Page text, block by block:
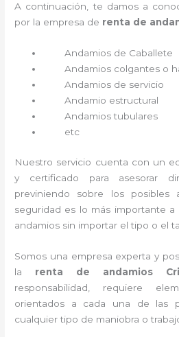
A continuación, te damos a
por la empresa de renta de
Andamios de Caballete
Andamios colgantes o
Andamios de servicio
Andamio estructural
Andamios tubulares
etc
Nuestro servicio cuenta con un
y certificado para asesorar
previniendo sobre los posibles
seguridad es lo más importante
andamios sin importar el tipo o el
Somos una empresa experta y
la
renta de andamios
responsabilidad, requiere
orientados a cada una de las
cualquier tipo de maniobra o